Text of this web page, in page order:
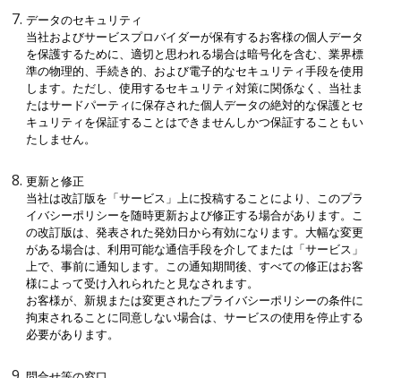
データのセキュリティ
当社およびサービスプロバイダーが保有するお客様の個人データ
を保護するために、適切と思われる場合は暗号化を含む、業界標
準の物理的、手続き的、および電子的なセキュリティ手段を使用
します。ただし、使用するセキュリティ対策に関係なく、当社ま
たはサードパーティに保存された個人データの絶対的な保護とセ
キュリティを保証することはできませんしかつ保証することもい
たしません。
更新と修正
当社は改訂版を「サービス」上に投稿することにより、このプラ
イバシーポリシーを随時更新および修正する場合があります。こ
の改訂版は、発表された発効日から有効になります。大幅な変更
がある場合は、利用可能な通信手段を介してまたは「サービス」
上で、事前に通知します。この通知期間後、すべての修正はお客
様によって受け入れられたと見なされます。
お客様が、新規または変更されたプライバシーポリシーの条件に
拘束されることに同意しない場合は、サービスの使用を停止する
必要があります。